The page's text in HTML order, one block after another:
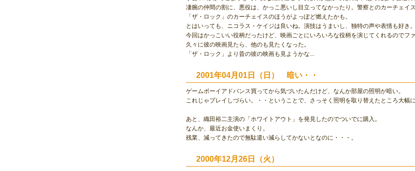
凄腕の仲間の割に、悪役は、かっこ悪いし目立ってなかったり。警察とのカーチェイ
「ザ・ロック」のカーチェイスのほうがよっぽど燃えたかも。
とはいっても、ニコラス・ケイジは良いね。演技はうまいし、独特の声や表情も好き。
今回はかっこいい役柄だったけど、映画ごとにいろいろな役柄を演じてくれるのでフ
久々に彼の映画見たら、他のも見たくなった。
「ザ・ロック」より昔の彼の映画も見ようかな...
2001年04月01日（日） 暗い・・
ゲームボーイアドバンス買ってから気づいたんだけど、なんか部屋の照明が暗い。
これじゃプレイしづらい。・・ということで、さっそく照明を取り替えたところ大幅
あと、織田裕二主演の「ホワイトアウト」を発見したのでついでに購入。
なんか、最近お金使いまくり。
残業、減ってきたので無駄遣い減らしてかないとなのに・・・。
2000年12月26日（火）